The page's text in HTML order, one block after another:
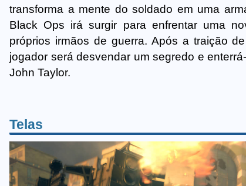
transforma a mente do soldado em uma
Black Ops irá surgir para enfrentar uma
próprios irmãos de guerra. Após a traição
jogador será desvendar um segredo e
John Taylor.
Telas